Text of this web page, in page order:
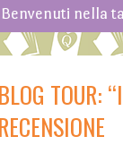
Benvenuti nella
to content
BLOG TOUR:
RECENSIONE